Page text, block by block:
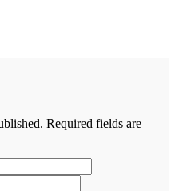
Required fields are